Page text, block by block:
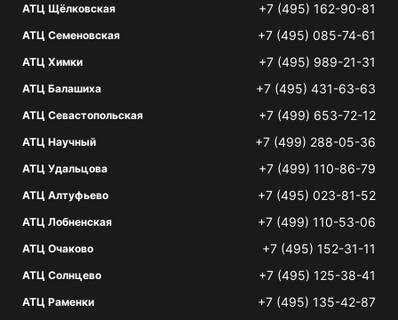
АТЦ Щёлковская +7 (495) 162-90-81
АТЦ Семеновская +7 (495) 085-74-61
АТЦ Химки +7 (495) 989-21-31
АТЦ Балашиха +7 (495) 431-63-63
АТЦ Севастопольская +7 (499) 653-72-12
АТЦ Научный +7 (499) 288-05-36
АТЦ Удальцова +7 (499) 110-86-79
АТЦ Алтуфьево +7 (495) 023-81-52
АТЦ Лобненская +7 (499) 110-53-06
АТЦ Очаково +7 (495) 152-31-11
АТЦ Солнцево +7 (495) 125-38-41
АТЦ Раменки +7 (495) 135-42-87